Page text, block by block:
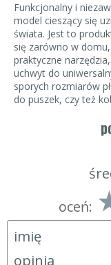
Funkcjonalny i
model cieszący się
świata. Jest to
się zarówno w
praktyczne
uchwyt do
sporych rozmiarów
do puszek, czy też
także pochwę z
która
wytrzymałością
produktu. Można go
posiłków, jak i
tzw. fałszywe
co może być
Produkt posiada
oceń: